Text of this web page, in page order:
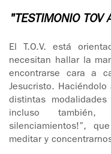
TOV JÓVENES
TOV
ADOLESCENTES
TOV NIÑOS
MATRIMONIAL
"TESTIMONIO TOV
El T.O.V. está
necesitan hallar la
encontrarse cara a
Jesucristo.
distintas
incluso también,
silenciamientos!”,
meditar y